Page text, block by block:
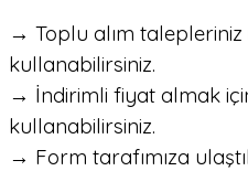
→ Toplu alım
kullanabilirsiniz.
→ İndirimli fiyat almak
kullanabilirsiniz.
→ Form tarafımıza